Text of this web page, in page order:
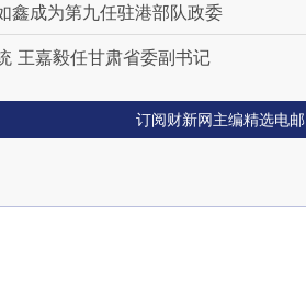
鑫成为第九任驻港部队政委
王嘉毅任甘肃省委副书记
订阅财新网主编精选电邮